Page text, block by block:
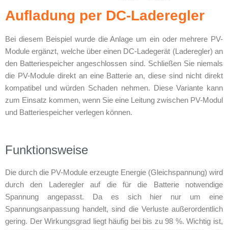
Aufladung per DC-Laderegler
Bei diesem Beispiel wurde die Anlage um ein oder mehrere PV-
Module ergänzt, welche über einen DC-Ladegerät (Laderegler) an
den Batteriespeicher angeschlossen sind. Schließen Sie niemals
die PV-Module direkt an eine Batterie an, diese sind nicht direkt
kompatibel und würden Schaden nehmen. Diese Variante kann
zum Einsatz kommen, wenn Sie eine Leitung zwischen PV-Modul
und Batteriespeicher verlegen können.
Funktionsweise
Die durch die PV-Module erzeugte Energie (Gleichspannung) wird
durch den Laderegler auf die für die Batterie notwendige
Spannung angepasst. Da es sich hier nur um eine
Spannungsanpassung handelt, sind die Verluste außerordentlich
gering. Der Wirkungsgrad liegt häufig bei bis zu 98 %. Wichtig ist,